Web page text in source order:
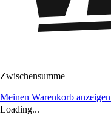
Zwischensumme
Meinen Warenkorb anzeigen
Loading...